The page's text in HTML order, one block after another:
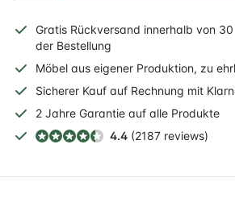
Gratis Rückversand innerhalb von
der Bestellung
Möbel aus eigener Produktion, zu
Sicherer Kauf auf Rechnung mit
2 Jahre Garantie auf alle Produkte
4.4 (2187 reviews)